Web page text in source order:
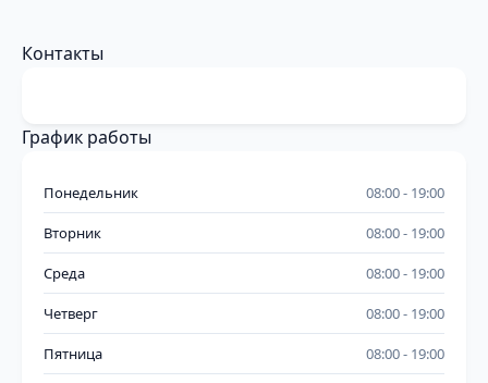
Контакты
График работы
Понедельник 08:00 19:00
Вторник 08:00 19:00
Среда 08:00 19:00
Четверг 08:00 19:00
Пятница 08:00 19:00